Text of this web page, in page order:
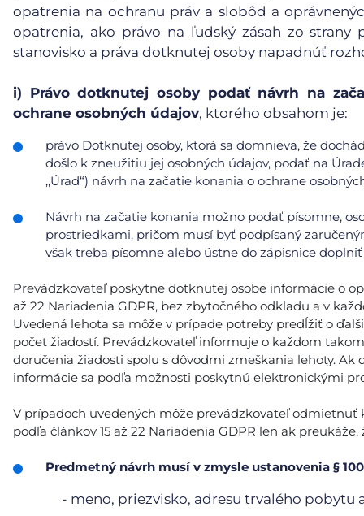
opatrenia na ochranu práv a slobôd a
opatrenia, ako právo na ľudský zásah zo
stanovisko a práva dotknutej osoby napadnúť
i) Právo dotknutej osoby podať návrh na
ochrane osobných údajov, ktorého obsahom je:
právo Dotknutej osoby, ktorá sa domnieva, že
došlo k zneužitiu jej osobných údajov, podať na
,,Úrad“) návrh na začatie konania o ochrane
Návrh na začatie konania možno podať písomne,
prostriedkami, pričom musí byť podpísaný
však treba písomne alebo ústne do zápisnice
Prevádzkovateľ poskytne dotknutej osobe informácie o
až 22 Nariadenia GDPR, bez zbytočného odkladu a v
Uvedená lehota sa môže v prípade potreby predĺžiť o
počet žiadostí. Prevádzkovateľ informuje o každom
doručenia žiadosti spolu s dôvodmi zmeškania lehoty.
informácie sa podľa možnosti poskytnú elektronickými
V prípadoch uvedených môže prevádzkovateľ
podľa článkov 15 až 22 Nariadenia GDPR len ak
Predmetný návrh musí v zmysle ustanovenia §
- meno, priezvisko, adresu trvalého pobytu